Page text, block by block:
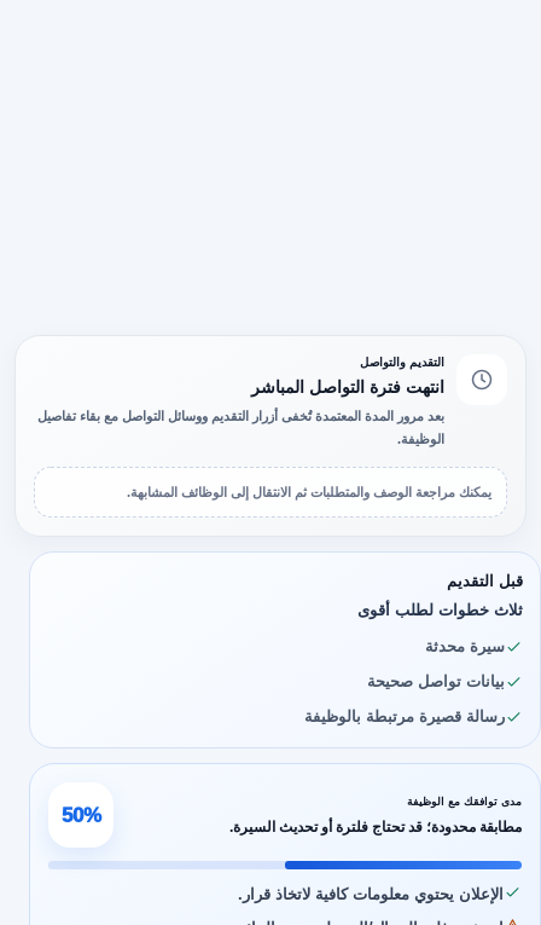
التقديم والتواصل
انتهت فترة التواصل المباشر
بعد مرور المدة المعتمدة تُخفى أزرار التقديم ووسائل التواصل مع بقاء تفاصيل
الوظيفة.
يمكنك مراجعة الوصف والمتطلبات ثم الانتقال إلى الوظائف المشابهة.
قبل التقديم
ثلاث خطوات لطلب أقوى
سيرة محدثة
بيانات تواصل صحيحة
رسالة قصيرة مرتبطة بالوظيفة
مدى توافقك مع الوظيفة
مطابقة محدودة؛ قد تحتاج فلترة أو تحديث السيرة. 50%
الإعلان يحتوي معلومات كافية لاتخاذ قرار.